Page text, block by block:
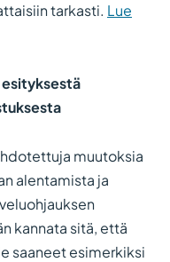
tarkasti. Lue
esityksestä
muutoksia
alentamista ja
kannata sitä, että
saaneet esimerkiksi